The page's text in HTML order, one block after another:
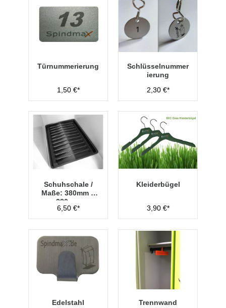
Türnummerierung
1,50 €*
Schlüsselnummer
ierung
2,30 €*
Schuhschale /
Maße: 380mm x
280mm
6,50 €*
Kleiderbügel
3,90 €*
Edelstahl
Trennwand